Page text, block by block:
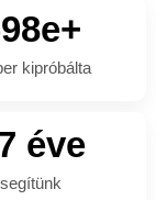
kipróbálta
éve
segítünk